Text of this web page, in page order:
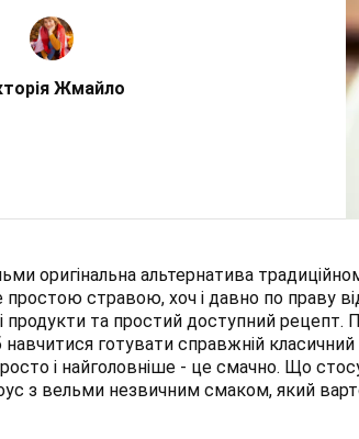
Жмайло
оригінальна альтернатива
стравою, хоч і давно по праву
продукти та простий доступний рецепт.
готувати справжній класичний
і найголовніше - це смачно. Що
з вельми незвичним смаком, який